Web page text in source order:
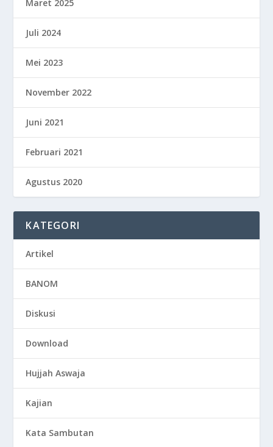
Maret 2025
Juli 2024
Mei 2023
November 2022
Juni 2021
Februari 2021
Agustus 2020
KATEGORI
Artikel
BANOM
Diskusi
Download
Hujjah Aswaja
Kajian
Kata Sambutan